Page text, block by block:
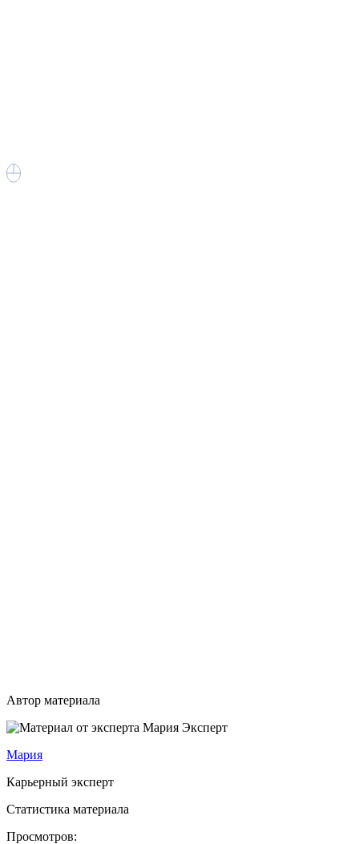
Автор материала
Эксперт
Мария
Карьерный эксперт
Статистика материала
Просмотров: